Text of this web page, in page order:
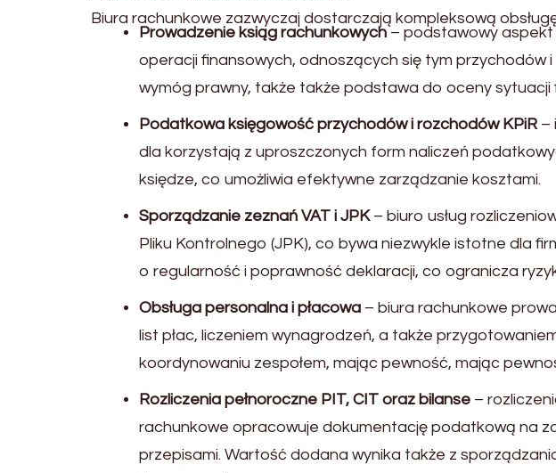
Biura rachunkowe zazwyczaj dostarczają kompleksową
Prowadzenie ksiąg rachunkowych– podstawowy aspekt
operacji finansowych, odnoszących się tym przychodów
wymóg prawny, także także podstawa do oceny sytuacji
Podatkowa księgowość przychodów i rozchodów KPiR–
dla korzystają z uproszczonych form naliczeń
księdze, co umożliwia efektywne zarządzanie kosztami.
Sporządzanie zeznań VAT i JPK– biuro usług
Pliku Kontrolnego (JPK), co bywa niezwykle istotne dla
o regularność i poprawność deklaracji, co ogranicza
Obsługa personalna i płacowa – biura rachunkowe
list płac, liczeniem wynagrodzeń, a także
koordynowaniu zespołem, mając pewność, mając
Rozliczenia pełnoroczne PIT, CIT oraz bilanse –
rachunkowe opracowuje dokumentację podatkową na
przepisami. Wartość dodana wynika także z